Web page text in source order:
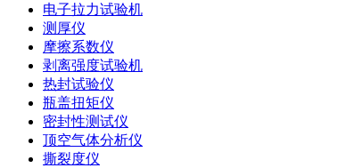
电子拉力试验机
测厚仪
摩擦系数仪
剥离强度试验机
热封试验仪
瓶盖扭矩仪
密封性测试仪
顶空气体分析仪
撕裂度仪